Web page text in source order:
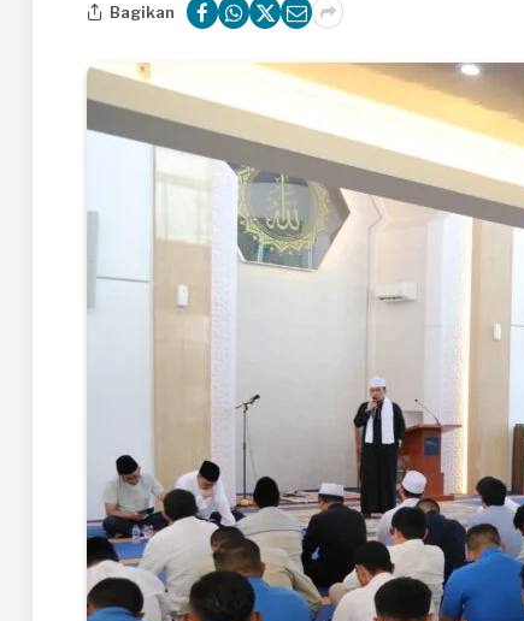
Bagikan